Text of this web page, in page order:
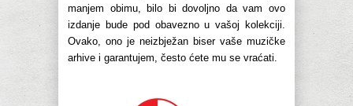
manjem obimu, bilo bi dovoljno da vam ovo
izdanje bude pod obavezno u vašoj kolekciji.
Ovako, ono je neizbježan biser vaše muzičke
arhive i garantujem, često ćete mu se vraćati.